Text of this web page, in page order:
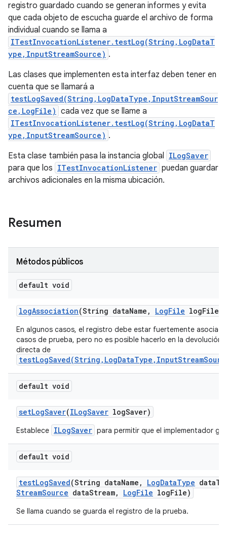
registro guardado cuando se generan informes y evita
que cada objeto de escucha guarde el archivo de forma
individual cuando se llama a
ITestInvocationListener.testLog(String,LogDataT
ype,InputStreamSource) .
Las clases que implementen esta interfaz deben tener en
cuenta que se llamará a
testLogSaved(String,LogDataType,InputStreamSour
ce,LogFile) cada vez que se llame a
ITestInvocationListener.testLog(String,LogDataT
ype,InputStreamSource) .
Esta clase también pasa la instancia global ILogSaver
para que los ITestInvocationListener puedan guardar
archivos adicionales en la misma ubicación.
Resumen
Métodos públicos
default void
logAssociation(String dataName , LogFile logFile)
En algunos casos, el registro debe estar fuertemente
casos de prueba, pero no es posible hacerlo en la devolución
directa de
default void
setLogSaver(ILogSaver logSaver)
Establece ILogSaver para permitir que el implementador
default void
testLogSaved(String dataName , LogDataType data
StreamSource dataStream, LogFile logFile)
Se llama cuando se guarda el registro de la prueba.